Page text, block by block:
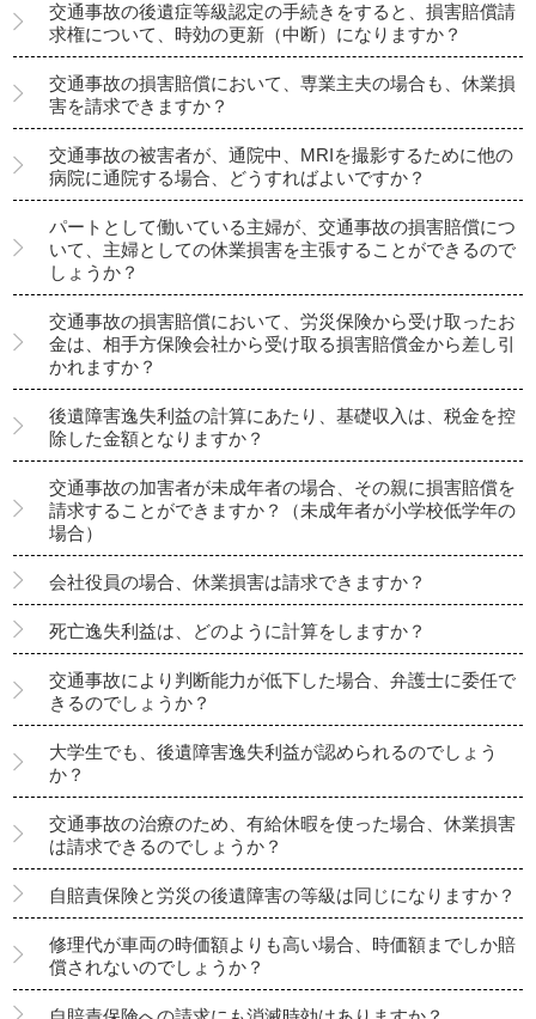
交通事故の後遺症等級認定の手続きをすると、損害賠償請
求権について、時効の更新（中断）になりますか？
交通事故の損害賠償において、専業主夫の場合も、休業損
害を請求できますか？
交通事故の被害者が、通院中、MRIを撮影するために他の
病院に通院する場合、どうすればよいですか？
パートとして働いている主婦が、交通事故の損害賠償につ
いて、主婦としての休業損害を主張することができるので
しょうか？
交通事故の損害賠償において、労災保険から受け取ったお
金は、相手方保険会社から受け取る損害賠償金から差し引
かれますか？
後遺障害逸失利益の計算にあたり、基礎収入は、税金を控
除した金額となりますか？
交通事故の加害者が未成年者の場合、その親に損害賠償を
請求することができますか？（未成年者が小学校低学年の
場合）
会社役員の場合、休業損害は請求できますか？
死亡逸失利益は、どのように計算をしますか？
交通事故により判断能力が低下した場合、弁護士に委任で
きるのでしょうか？
大学生でも、後遺障害逸失利益が認められるのでしょう
か？
交通事故の治療のため、有給休暇を使った場合、休業損害
は請求できるのでしょうか？
自賠責保険と労災の後遺障害の等級は同じになりますか？
修理代が車両の時価額よりも高い場合、時価額までしか賠
償されないのでしょうか？